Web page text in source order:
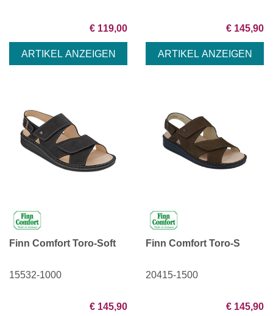
€ 119,00 € 145,90
Finn Comfort Toro-Soft
15532-1000
€ 145,90
Finn Comfort Toro-S
20415-1500
€ 145,90